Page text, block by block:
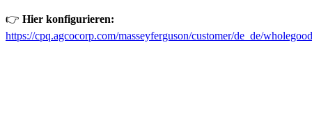
👉 Hier konfigurieren:
https://cpq.agcocorp.com/masseyferguson/customer/de_de/